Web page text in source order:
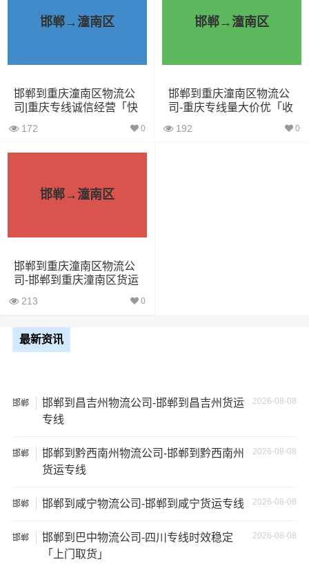
9.6米货车 58立方 18吨 9.6×2.4×2.5
13米货车 80立方 33吨 13×2.4×2.8
17.5米货车 130立方 33吨 17.5×3×2.8
其他货主物流经验分享
选择了一家不靠谱的物流公司，可能会面临以下风险和损
1、包裹丢失或损坏：不靠谱的物流公司可能会在运输过程
中丢失或损坏你的包裹，导致你的物品无法送达或受到损
坏；
出现延误，导致你的物品无法按时送达；
等；
如不遵守运输规定、不保障货物安全等；
可能需要支付额外的费用来修复或替换物品，导致经济损
邯郸→潼南区
邯郸到重庆潼南区物流公
司|重庆专线诚信经营「快
172 0
邯郸→潼南区
邯郸到重庆潼南区物流公
司-重庆专线量大价优「收
192 0
邯郸→潼南区
邯郸到重庆潼南区物流公
司-邯郸到重庆潼南区货运
心」
213 0
最新资讯
邯郸 2026-08-08
邯郸到昌吉州物流公司-邯郸到昌吉州货运
专线
邯郸 2026-08-08
邯郸到黔西南州物流公司-邯郸到黔西南州
货运专线
邯郸 2026-08-08
邯郸到咸宁物流公司-邯郸到咸宁货运专线
邯郸 2026-08-08
邯郸到巴中物流公司-四川专线时效稳定
「上门取货」